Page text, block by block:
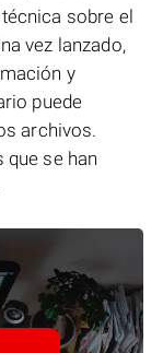
sobre el
vez lanzado,
y
puede
archivos.
se han